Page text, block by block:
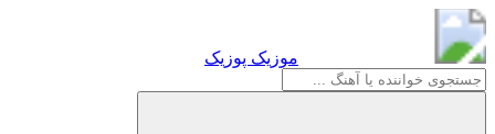
موزیک پوزیک